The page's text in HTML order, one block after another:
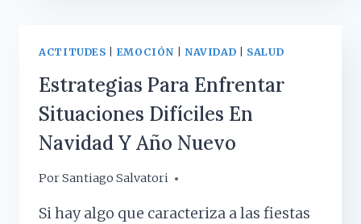
DE
«BABY
SHARK»?
ACTITUDES EMOCIÓN NAVIDAD SALUD
Estrategias Para Enfrentar
Situaciones Difíciles En
Navidad Y Año Nuevo
PorSantiago Salvatori
24 diciembre, 2018
Si hay algo que caracteriza a las fiestas